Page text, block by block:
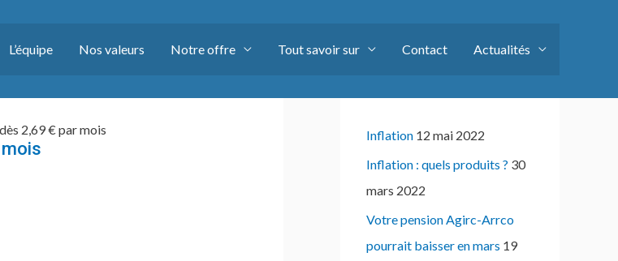
L’équipe Nos valeurs Notre offre Tout savoir sur Contact Actualités
2,69 € par mois Inflation 12 mai 2022
Inflation : quels produits ? 30
mars 2022
Votre pension Agirc-Arrco
pourrait baisser en mars 19